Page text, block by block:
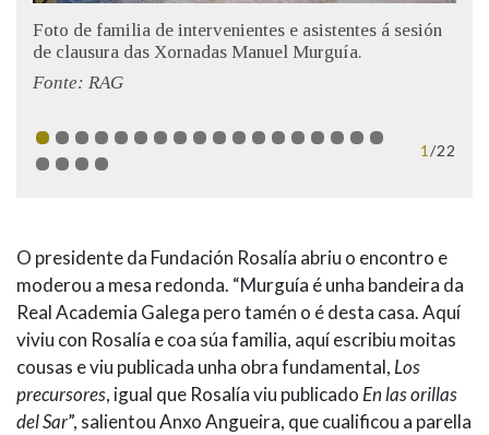
Foto de familia de intervenientes e asistentes á sesión
de clausura das Xornadas Manuel Murguía.
Fonte: RAG
1 /22
O presidente da Fundación Rosalía abriu o encontro e
moderou a mesa redonda. “Murguía é unha bandeira da
Real Academia Galega pero tamén o é desta casa. Aquí
viviu con Rosalía e coa súa familia, aquí escribiu moitas
cousas e viu publicada unha obra fundamental, Los
precursores, igual que Rosalía viu publicado En las orillas
del Sar”, salientou Anxo Angueira, que cualificou a parella